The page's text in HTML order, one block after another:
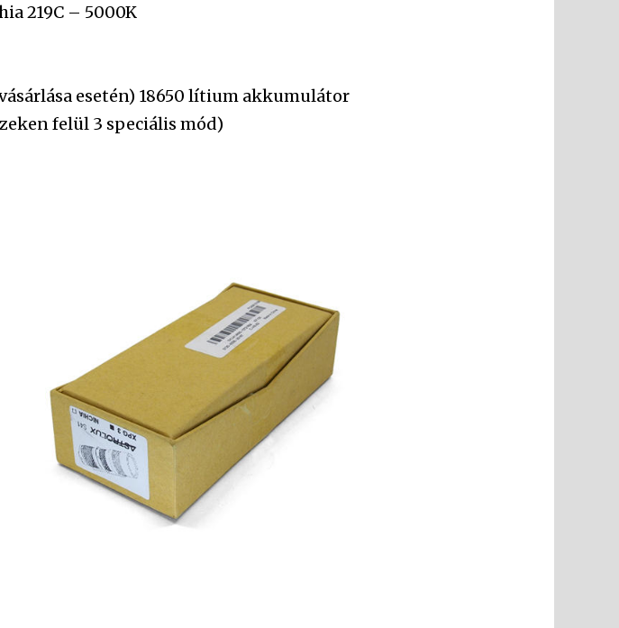
219C – 5000K
esetén) 18650 lítium akkumulátor
felül 3 speciális mód)